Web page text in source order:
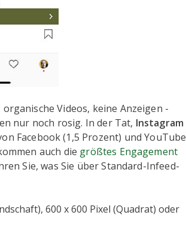
Videos, keine Anzeigen -
nur noch rosig. In der Tat, Instagram
Facebook (1,5 Prozent) und YouTube
auch die größtes Engagement
Sie, was Sie über Standard-Infeed-
600 x 600 Pixel (Quadrat) oder